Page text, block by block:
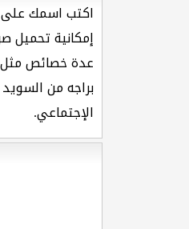
اكتب اسمك
إمكانية تحميل
عدة خصائص مثل
براجه من
الإجتماعي.